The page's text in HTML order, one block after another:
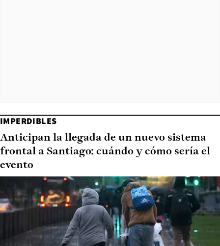
IMPERDIBLES
Anticipan la llegada de un nuevo sistema
frontal a Santiago: cuándo y cómo sería el
evento